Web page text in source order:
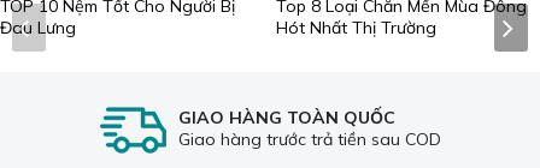
Thiết kế độc đáo:Thiết kế hình tròn độc đáo của nệm
không chỉ mang lại vẻ đẹp thẩm mỹ cho không gian
Sản xuất tại Đà Nẵng:Nệm tròn Dana Pacific là sản
phẩm chính hãng được sản xuất bởi công ty Dana Pacific
Top 8 Loại Chăn Mền Mùa Đông